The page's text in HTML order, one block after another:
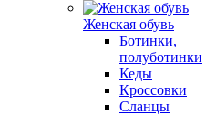
Женская обувь
Ботинки,
полуботинки
Кеды
Кроссовки
Сланцы